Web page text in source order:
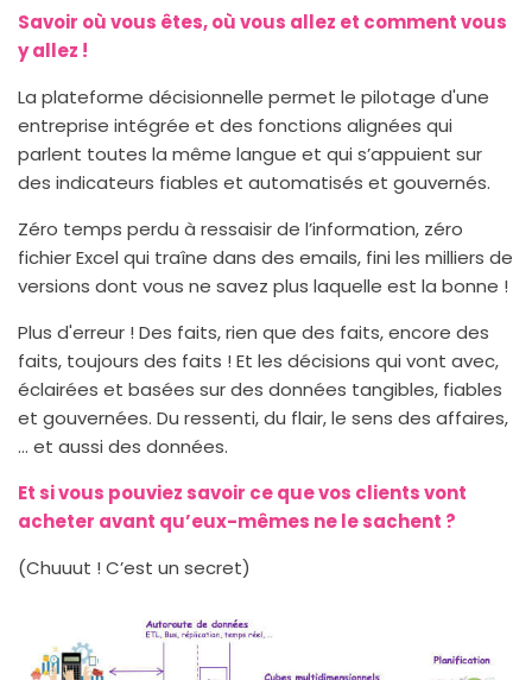
Savoir où vous êtes, où vous allez et comment vous
y allez !
La plateforme décisionnelle permet le pilotage d'une
entreprise intégrée et des fonctions alignées qui
parlent toutes la même langue et qui s’appuient sur
des indicateurs fiables et automatisés et gouvernés.
Zéro temps perdu à ressaisir de l’information, zéro
fichier Excel qui traîne dans des emails, fini les milliers de
versions dont vous ne savez plus laquelle est la bonne !
Plus d'erreur ! Des faits, rien que des faits, encore des
faits, toujours des faits ! Et les décisions qui vont avec,
éclairées et basées sur des données tangibles, fiables
et gouvernées. Du ressenti, du flair, le sens des affaires,
... et aussi des données.
Et si vous pouviez savoir ce que vos clients vont
acheter avant qu’eux-mêmes ne le sachent ?
(Chuuut ! C’est un secret)